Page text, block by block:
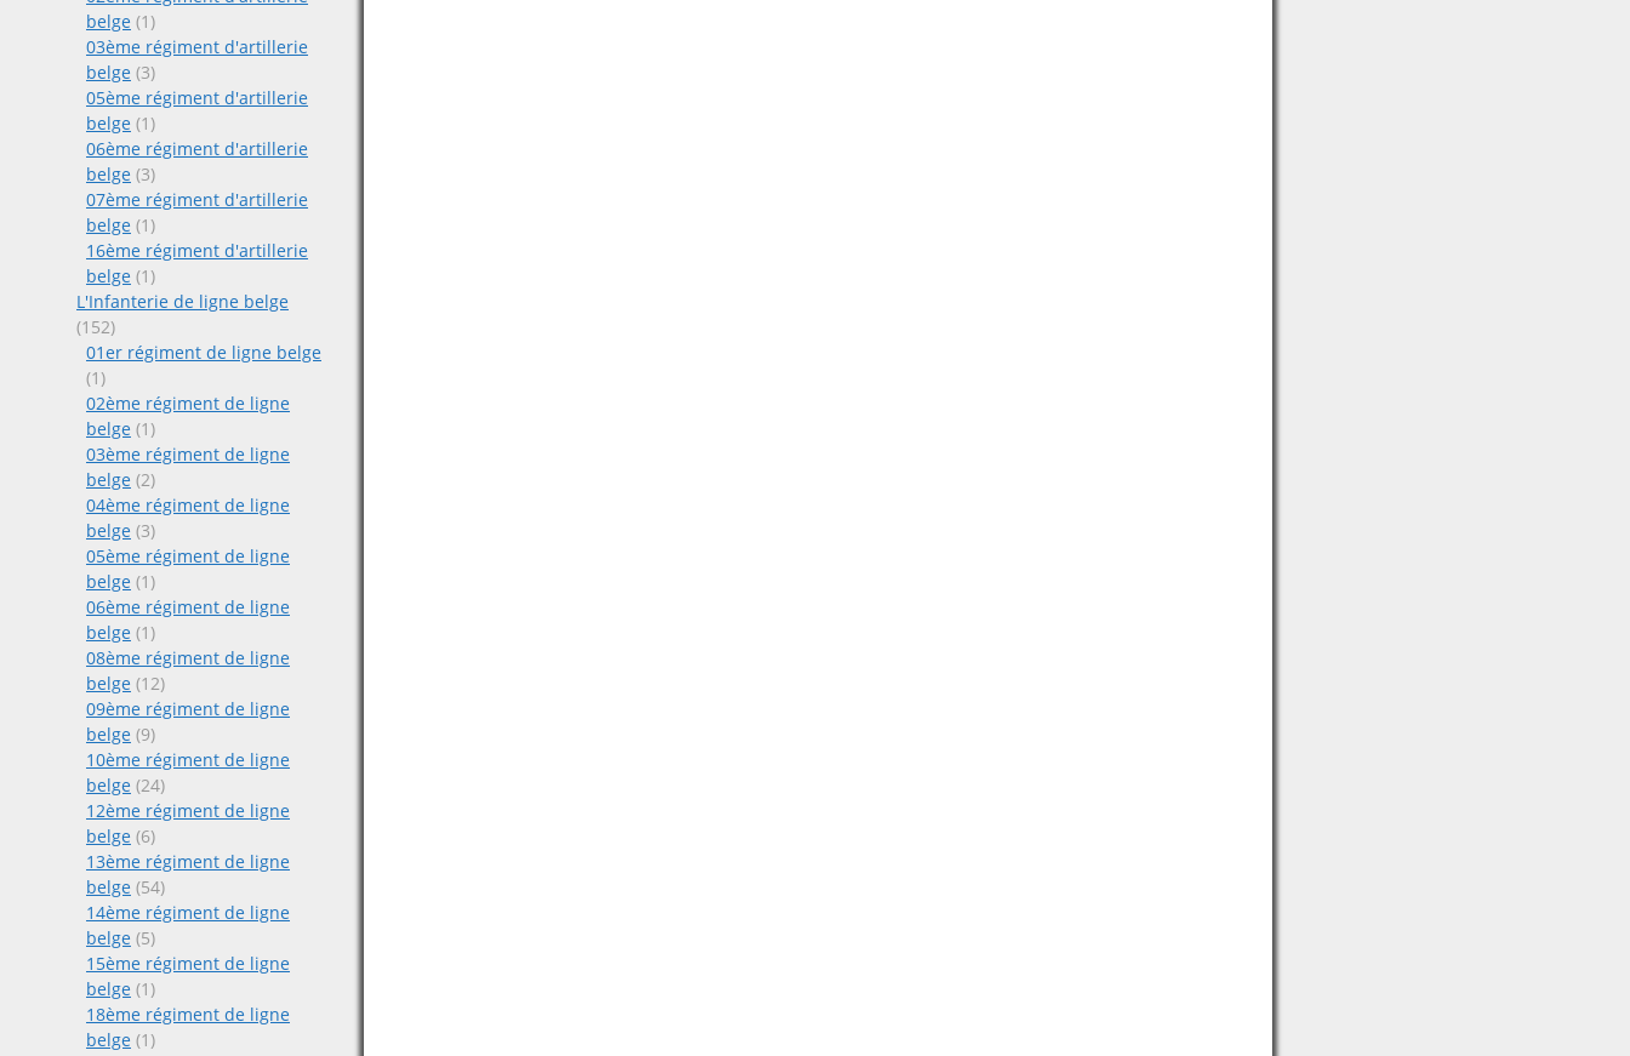
belge (1)
03ème régiment d'artillerie
belge (3)
05ème régiment d'artillerie
belge (1)
06ème régiment d'artillerie
belge (3)
07ème régiment d'artillerie
belge (1)
16ème régiment d'artillerie
belge (1)
L'Infanterie de ligne belge
(152)
01er régiment de ligne belge
(1)
02ème régiment de ligne
belge (1)
03ème régiment de ligne
belge (2)
04ème régiment de ligne
belge (3)
05ème régiment de ligne
belge (1)
06ème régiment de ligne
belge (1)
08ème régiment de ligne
belge (12)
09ème régiment de ligne
belge (9)
10ème régiment de ligne
belge (24)
12ème régiment de ligne
belge (6)
13ème régiment de ligne
belge (54)
14ème régiment de ligne
belge (5)
15ème régiment de ligne
belge (1)
18ème régiment de ligne
belge (1)